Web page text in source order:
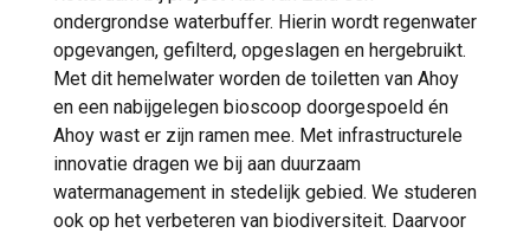
ondergrondse waterbuffer. Hierin wordt regenwater
opgevangen, gefilterd, opgeslagen en hergebruikt.
Met dit hemelwater worden de toiletten van Ahoy
en een nabijgelegen bioscoop doorgespoeld én
Ahoy wast er zijn ramen mee. Met infrastructurele
innovatie dragen we bij aan duurzaam
watermanagement in stedelijk gebied. We studeren
ook op het verbeteren van biodiversiteit. Daarvoor